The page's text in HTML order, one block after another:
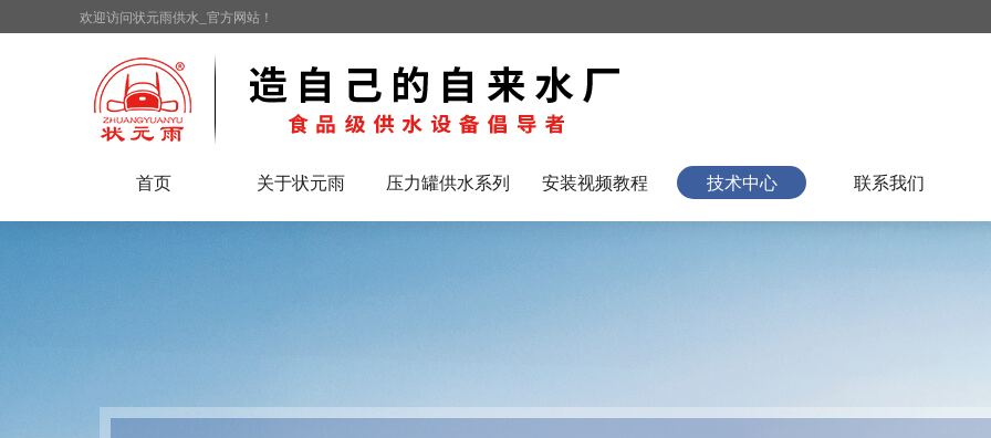
欢迎访问状元雨供水_官方网站！
首页 关于状元雨 压力罐供水系列 安装视频教程 技术中心 联系我们